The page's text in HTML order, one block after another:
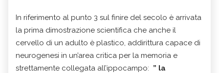
In riferimento al punto 3 sul finire del secolo è arrivata
la prima dimostrazione scientifica che anche il
cervello di un adulto è plastico, addirittura capace di
neurogenesi in un’area critica per la memoria e
strettamente collegata all’ippocampo: ” la